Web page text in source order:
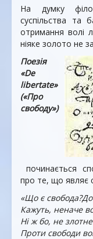
На думку
суспільства та
отримання волі
ніяке золото не
Поезія
«De
libertate»
(«Про
свободу»)
починається
про те, що являє
«Що є
Кажуть, неначе
Ні ж бо, не
Проти свободи